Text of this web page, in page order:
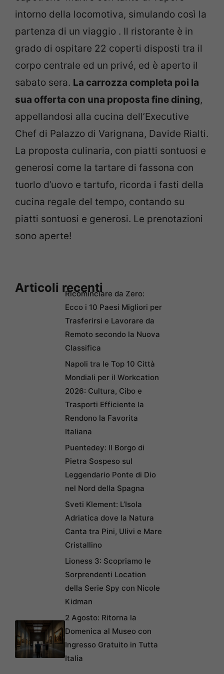
intorno della locomotiva, simulando così la
partenza di un viaggio . Il ristorante è in
grado di ospitare 22 coperti disposti tra il
corpo centrale ed un privé, ed è aperto il
sabato sera. La carrozza completa poi la
sua offerta con una proposta fine dining,
appellandosi alla cucina dell’Executive
Chef di Palazzo di Varignana, Davide Rialti.
La proposta culinaria, con piatti sontuosi e
generosi come la tartare di fassona con
tuorlo d’uovo e tartufo, ricorda i fasti della
cucina regale del tempo, contando su
piatti sontuosi e generosi. Le prenotazioni
sono aperte!
Articoli recentiRicominciare da Zero:
Ecco i 10 Paesi Migliori per
Trasferirsi e Lavorare da
Remoto secondo la Nuova
Classifica
Napoli tra le Top 10 Città
Mondiali per il Workcation
2026: Cultura, Cibo e
Trasporti Efficiente la
Rendono la Favorita
Italiana
Puentedey: Il Borgo di
Pietra Sospeso sul
Leggendario Ponte di Dio
nel Nord della Spagna
Sveti Klement: L’Isola
Adriatica dove la Natura
Canta tra Pini, Ulivi e Mare
Cristallino
Lioness 3: Scopriamo le
Sorprendenti Location
della Serie Spy con Nicole
Kidman
2 Agosto: Ritorna la
Domenica al Museo con
Ingresso Gratuito in Tutta
Italia